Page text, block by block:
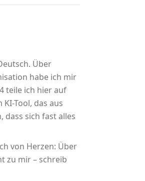
Über
habe ich mir
teile ich hier auf
Tool, das aus
dass sich fast alles
von Herzen: Über
zu mir – schreib